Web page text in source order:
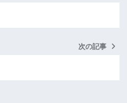
次の記事